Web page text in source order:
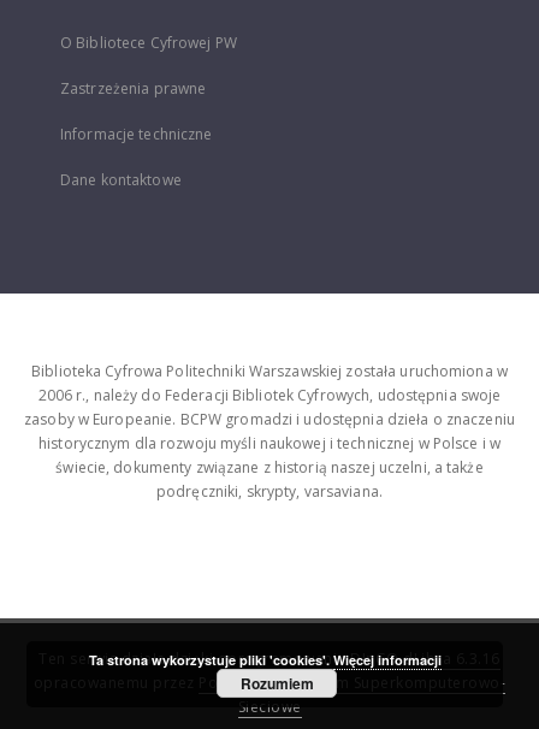
O Bibliotece Cyfrowej PW
Zastrzeżenia prawne
Informacje techniczne
Dane kontaktowe
Biblioteka Cyfrowa Politechniki Warszawskiej została uruchomiona w
2006 r., należy do Federacji Bibliotek Cyfrowych, udostępnia swoje
zasoby w Europeanie. BCPW gromadzi i udostępnia dzieła o znaczeniu
historycznym dla rozwoju myśli naukowej i technicznej w Polsce i w
świecie, dokumenty związane z historią naszej uczelni, a także
podręczniki, skrypty, varsaviana.
Ten serwis działa dzięki oprogramowaniuDInGO dLibra 6.3.16
Poznańskie Centrum Superkomputerowo-
Sieciowe
Ta strona wykorzystuje pliki 'cookies'. Więcej informacji
Rozumiem